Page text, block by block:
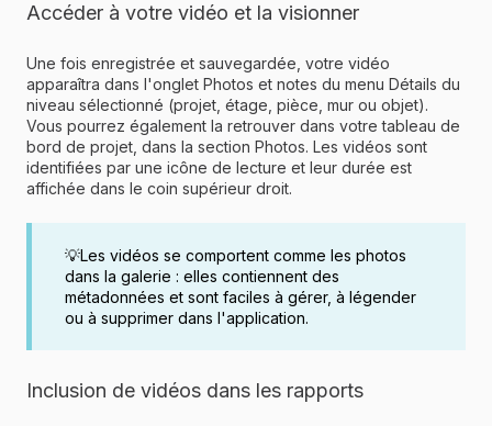
Accéder à votre vidéo et la visionner
Une fois enregistrée et sauvegardée, votre vidéo
apparaîtra dans l'onglet Photos et notes du menu Détails du
niveau sélectionné (projet, étage, pièce, mur ou objet).
Vous pourrez également la retrouver dans votre tableau de
bord de projet, dans la section Photos. Les vidéos sont
identifiées par une icône de lecture et leur durée est
affichée dans le coin supérieur droit.
💡Les vidéos se comportent comme les photos
dans la galerie : elles contiennent des
métadonnées et sont faciles à gérer, à légender
ou à supprimer dans l'application.
Inclusion de vidéos dans les rapports